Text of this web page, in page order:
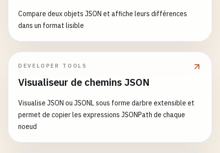
Compare deux objets JSON et affiche leurs différences
dans un format lisible
DEVELOPER TOOLS
Visualiseur de chemins JSON
Visualise JSON ou JSONL sous forme darbre extensible et
permet de copier les expressions JSONPath de chaque
noeud